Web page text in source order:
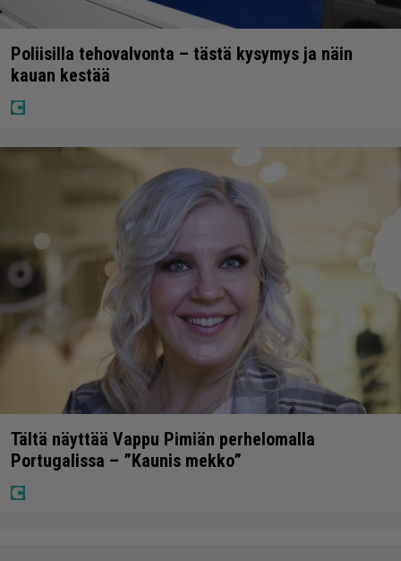
Poliisilla tehovalvonta – tästä kysymys ja näin
kauan kestää
Tältä näyttää Vappu Pimiän perhelomalla
Portugalissa – ”Kaunis mekko”